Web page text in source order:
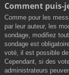
Comment puis-
Comme pour les
par leur auteur, les
sondage, modifiez
sondage est
voté, il est possible
Cependant, si des
administrateurs